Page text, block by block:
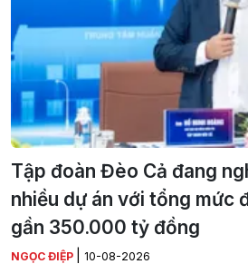
Tập đoàn Đèo Cả đang
nhiều dự án với tổng mức
gần 350.000 tỷ đồng
NGỌC ĐIỆP 10-08-2026